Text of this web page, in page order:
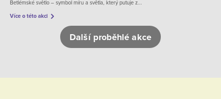
Betlémské světlo – symbol míru a světla, který putuje z...
Více o této akci
Další proběhlé akce